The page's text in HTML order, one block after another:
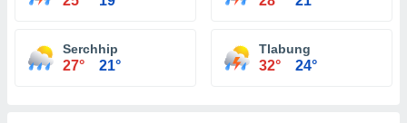
Serchhip
27° 21°
Tlabung
32° 24°